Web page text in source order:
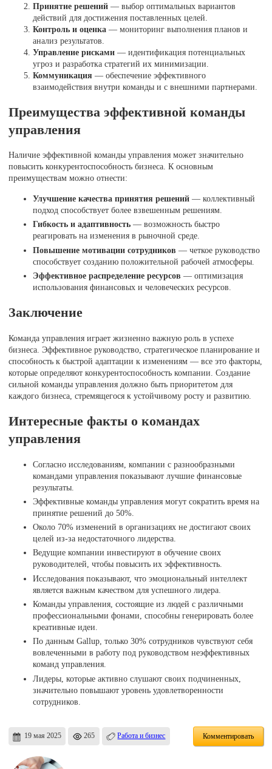
Принятие решений — выбор оптимальных вариантов
действий для достижения поставленных целей.
Контроль и оценка — мониторинг выполнения планов и
анализ результатов.
Управление рисками — идентификация потенциальных
угроз и разработка стратегий их минимизации.
Коммуникация — обеспечение эффективного
взаимодействия внутри команды и с внешними партнерами.
Преимущества эффективной команды
управления
Наличие эффективной команды управления может значительно
повысить конкурентоспособность бизнеса. К основным
преимуществам можно отнести:
Улучшение качества принятия решений — коллективный
подход способствует более взвешенным решениям.
Гибкость и адаптивность — возможность быстро
реагировать на изменения в рыночной среде.
Повышение мотивации сотрудников — четкое руководство
способствует созданию положительной рабочей атмосферы.
Эффективное распределение ресурсов — оптимизация
использования финансовых и человеческих ресурсов.
Заключение
Команда управления играет жизненно важную роль в успехе
бизнеса. Эффективное руководство, стратегическое планирование и
способность к быстрой адаптации к изменениям — все это факторы,
которые определяют конкурентоспособность компании. Создание
сильной команды управления должно быть приоритетом для
каждого бизнеса, стремящегося к устойчивому росту и развитию.
Интересные факты о командах
управления
Согласно исследованиям, компании с разнообразными
командами управления показывают лучшие финансовые
результаты.
Эффективные команды управления могут сократить время на
принятие решений до 50%.
Около 70% изменений в организациях не достигают своих
целей из-за недостаточного лидерства.
Ведущие компании инвестируют в обучение своих
руководителей, чтобы повысить их эффективность.
Исследования показывают, что эмоциональный интеллект
является важным качеством для успешного лидера.
Команды управления, состоящие из людей с различными
профессиональными фонами, способны генерировать более
креативные идеи.
По данным Gallup, только 30% сотрудников чувствуют себя
вовлеченными в работу под руководством неэффективных
команд управления.
Лидеры, которые активно слушают своих подчиненных,
значительно повышают уровень удовлетворенности
сотрудников.
19 мая 2025 265 Работа и бизнес Комментировать